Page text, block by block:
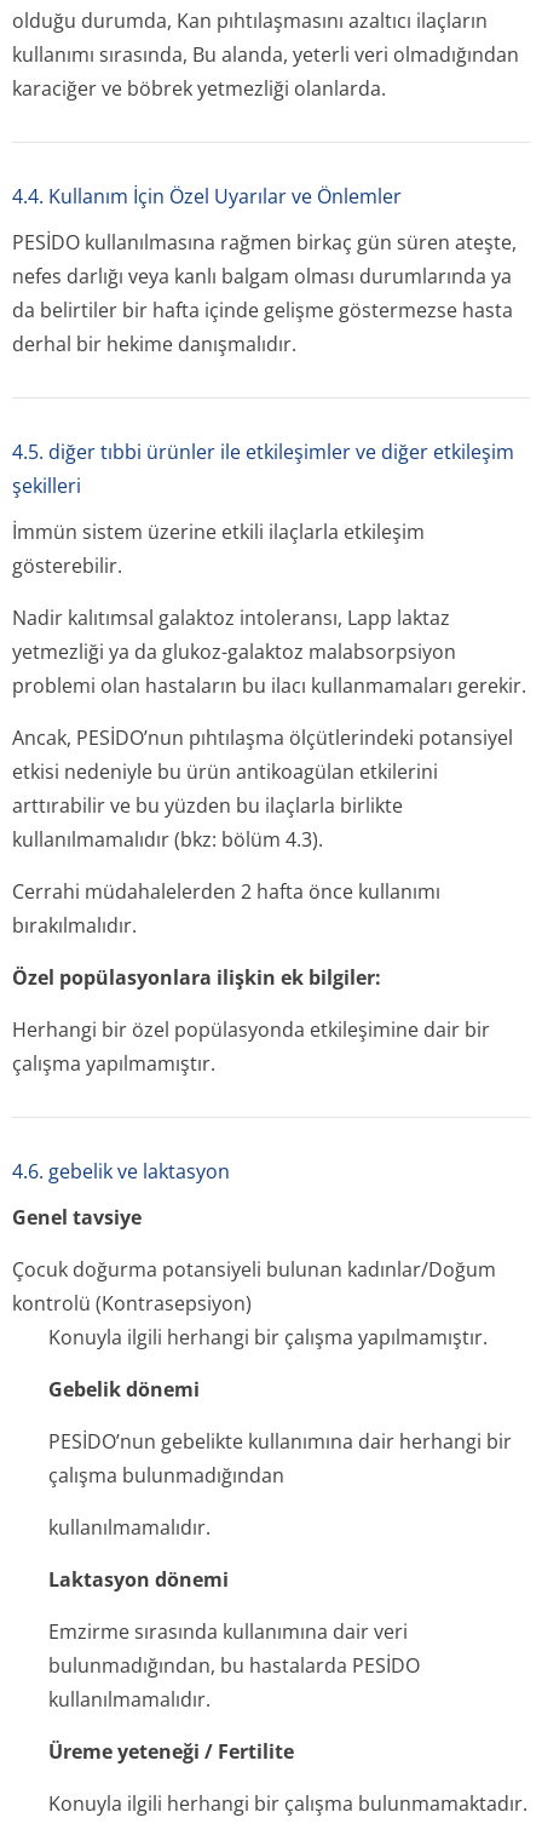
olduğu durumda, Kan pıhtılaşmasını azaltıcı ilaçların
kullanımı sırasında, Bu alanda, yeterli veri olmadığından
karaciğer ve böbrek yetmezliği olanlarda.
4.4. Kullanım İçin Özel Uyarılar ve Önlemler
PESİDO kullanılmasına rağmen birkaç gün süren ateşte,
nefes darlığı veya kanlı balgam olması durumlarında ya
da belirtiler bir hafta içinde gelişme göstermezse hasta
derhal bir hekime danışmalıdır.
4.5. diğer tıbbi ürünler ile etkileşimler ve diğer etkileşim
şekilleri
İmmün sistem üzerine etkili ilaçlarla etkileşim
gösterebilir.
Nadir kalıtımsal galaktoz intoleransı, Lapp laktaz
yetmezliği ya da glukoz-galaktoz malabsorpsiyon
problemi olan hastaların bu ilacı kullanmamaları gerekir.
Ancak, PESİDO’nun pıhtılaşma ölçütlerindeki potansiyel
etkisi nedeniyle bu ürün antikoagülan etkilerini
arttırabilir ve bu yüzden bu ilaçlarla birlikte
kullanılmamalıdır (bkz: bölüm 4.3).
Cerrahi müdahalelerden 2 hafta önce kullanımı
bırakılmalıdır.
Özel popülasyonlara ilişkin ek bilgiler:
Herhangi bir özel popülasyonda etkileşimine dair bir
çalışma yapılmamıştır.
4.6. gebelik ve laktasyon
Genel tavsiye
Çocuk doğurma potansiyeli bulunan kadınlar/Doğum
kontrolü (Kontrasepsiyon)
Konuyla ilgili herhangi bir çalışma yapılmamıştır.
Gebelik dönemi
PESİDO’nun gebelikte kullanımına dair herhangi bir
çalışma bulunmadığından
kullanılmamalıdır.
Laktasyon dönemi
Emzirme sırasında kullanımına dair veri
bulunmadığından, bu hastalarda PESİDO
kullanılmamalıdır.
Üreme yeteneği / Fertilite
Konuyla ilgili herhangi bir çalışma bulunmamaktadır.